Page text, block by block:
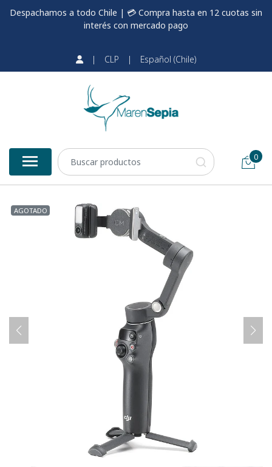
Despachamos a todo Chile | 💳 Compra hasta en 12 cuotas sin
interés con mercado pago
| CLP | Español (Chile)
0
AGOTADO